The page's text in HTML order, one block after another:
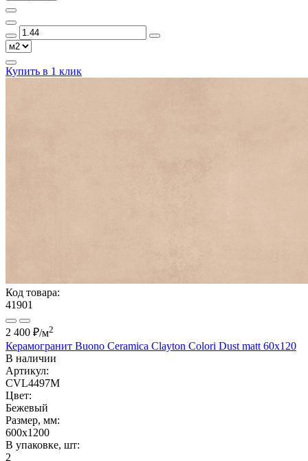
Купить в 1 клик
Код товара:
41901
2 400 ₽/м2
Керамогранит Buono Ceramica Clayton Colori Dust matt 60x120
В наличии
Артикул:
CVL4497M
Цвет:
Бежевый
Размер, мм:
600x1200
В упаковке, шт:
2